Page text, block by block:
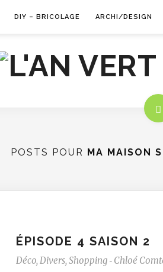
DIY – BRICOLAGE ARCHI/DESIGN
POSTS POUR MA MAISON
ÉPISODE 4 SAISON 2
Déco, Divers, Shopping - Chloé